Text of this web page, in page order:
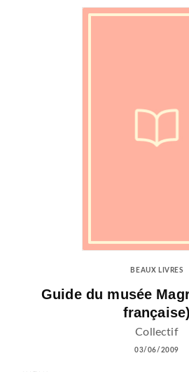
BEAUX LIVRES
Guide du musée
française)
Collectif
03/06/2009